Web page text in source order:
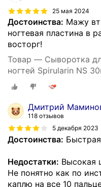
25 мая 2024
Достоинства: Мажу
ногтевая пластина в
восторг!
Товар — Сыворотка
ногтей Spirularin NS
Дмитрий
118 отзывов
5 декабря 2023
Достоинства:
Недостатки: Высокая
Не понятно как по
каплю на все 10